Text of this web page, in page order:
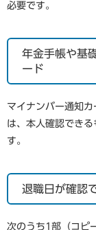
必要です。
年金手帳や基
ード
マイナンバー通知
は、本人確認でき
す。
退職日が確認
次のうち1部（コピ